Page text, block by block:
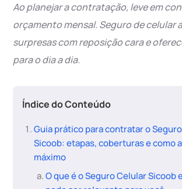
Ao planejar a contratação, leve em
orçamento mensal. Seguro de celular
surpresas com reposição carae
para o dia a dia.
Índice do Conteúdo
Guia prático para contratar o
Sicoob: etapas, coberturas e como
máximo
O que é o Seguro Celular Sicoob